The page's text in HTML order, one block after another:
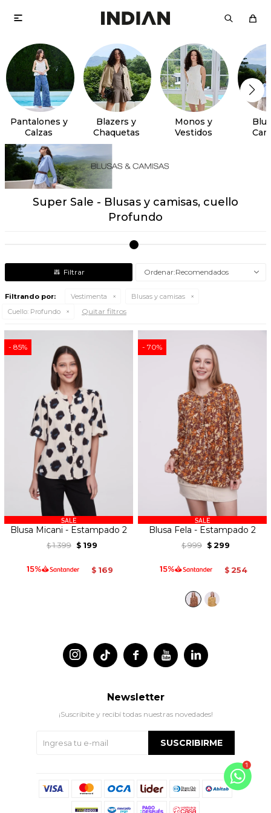

Pantalones y
Calzas
Blazers y
Chaquetas
Monos y
Vestidos
Super Sale - Blusas y camisas, cuello
Profundo
Recomendados
Filtrando por: Vestimenta
Blusas y camisas
Cuello: Profundo Quitar filtros
85
Blusa Micani - Estampado 2
$ 1.399 $ 199
$ 169
70
Blusa Fela - Estampado 2
$ 999 $ 299
$ 254
 
 
Newsletter
¡Suscribite y recibí todas nuestras novedades!
SUSCRIBIRME